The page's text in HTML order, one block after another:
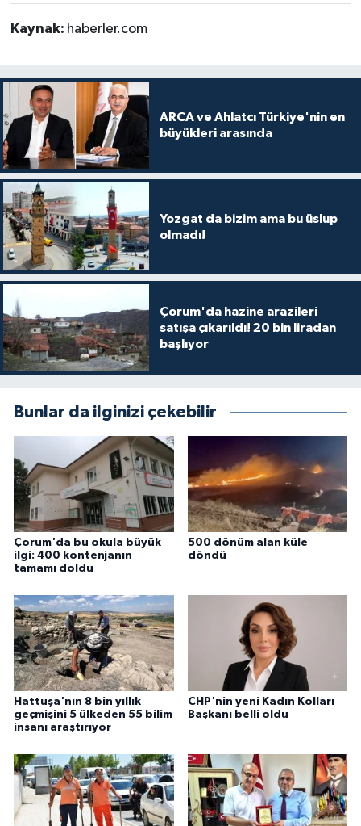
Kaynak: haberler.com
ARCA ve Ahlatcı Türkiye'nin en
büyükleri arasında
Yozgat da bizim ama bu üslup
olmadı!
Çorum'da hazine arazileri
satışa çıkarıldı! 20 bin liradan
başlıyor
Bunlar da ilginizi çekebilir
Çorum'da bu okula büyük
ilgi: 400 kontenjanın
tamamı doldu
500 dönüm alan küle
döndü
Hattuşa'nın 8 bin yıllık
geçmişini 5 ülkeden 55 bilim
insanı araştırıyor
CHP'nin yeni Kadın Kolları
Başkanı belli oldu